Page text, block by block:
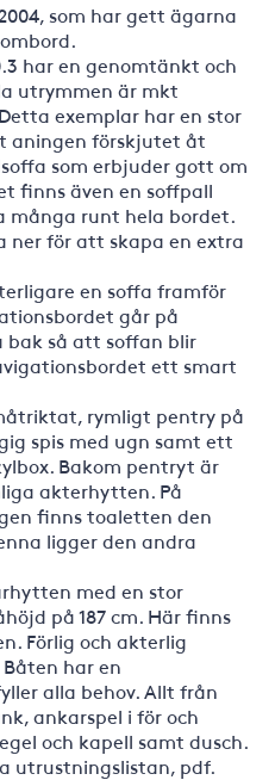
som har gett ägarna
har en genomtänkt och
utrymmen är mkt
exemplar har en stor
aningen förskjutet åt
som erbjuder gott om
finns även en soffpall
många runt hela bordet.
ner för att skapa en extra
en soffa framför
går på
bak så att soffan blir
ett smart
rymligt pentry på
spis med ugn samt ett
Bakom pentryt är
akterhytten. På
finns toaletten den
ligger den andra
med en stor
på 187 cm. Här finns
Förlig och akterlig
har en
alla behov. Allt från
ankarspel i för och
och kapell samt dusch.
utrustningslistan, pdf.